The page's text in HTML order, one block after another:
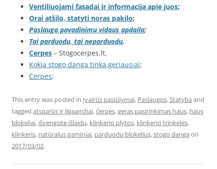
Ventiliuojami fasadai ir informacija apie juos;
Orai atšilo, statyti noras pakilo;
Paslauga pavadinimu vidaus apdaila;
Tai parduodu, tai neparduodu.
Cerpes – Stogocerpes.lt.
Kokia stogo danga tinka geriausiai;
Cerpes;
This entry was posted in Įvairūs pasiūlymai, Paslaugos,Statyba and
tagged atsparūs ir ilgaamžiai,čerpės,geras pasirinkimas haus, haus
blokeliai, išvengsite išlaidų, klinkerio plytos, klinkerio trinkeles,
klinkeris, natūralus gaminiai, parduodu blokelius,stogo danga on
2017/03/02.